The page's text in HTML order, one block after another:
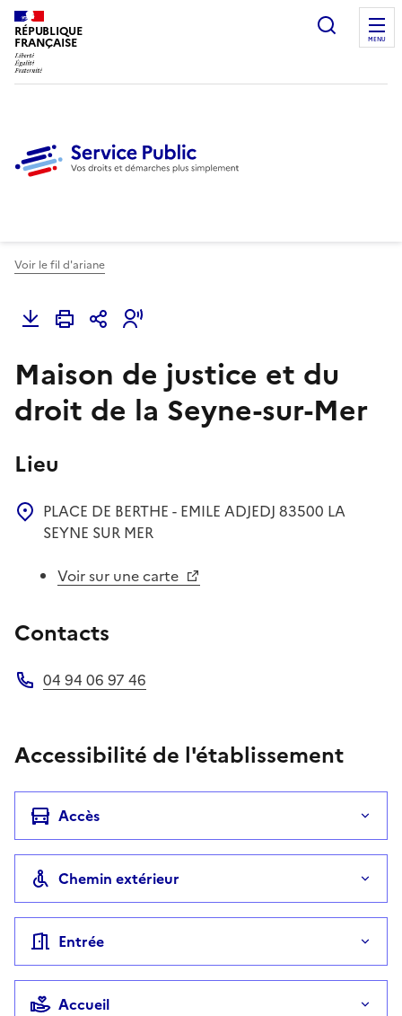
RÉPUBLIQUE
FRANÇAISE
Ouvrir
MENU
Voir le fil d'ariane
Maison de justice et du
droit de la Seyne-sur-Mer
Lieu
PLACE DE BERTHE - EMILE ADJEDJ 83500 LA
SEYNE SUR MER
Voir sur une carte
Contacts
04 94 06 97 46
Accessibilité de l'établissement
Accès
Chemin extérieur
Entrée
Accueil